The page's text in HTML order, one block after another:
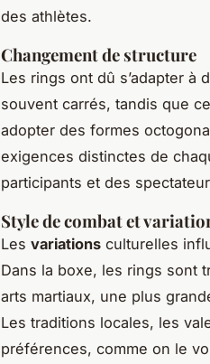
des athlètes.
Changement de structure
Les rings ont dû s’adapter à
souvent carrés, tandis que
adopter des formes
exigences distinctes de
participants et des
Style de combat et
Les variations culturelles
Dans la boxe, les rings sont
arts martiaux, une plus
Les traditions locales, les
préférences, comme on le